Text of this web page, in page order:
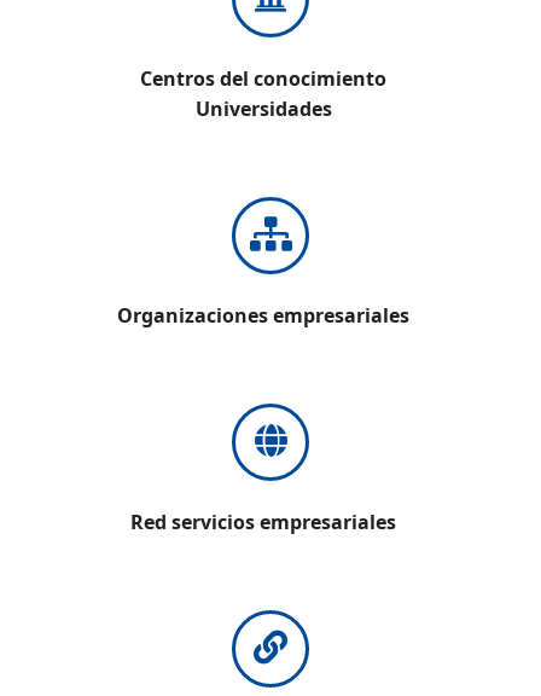
Centros del conocimiento
Universidades
Organizaciones empresariales
Red servicios empresariales